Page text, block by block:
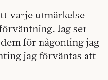
varje utmärkelse
Jag ser
för någonting jag
jag förväntas att